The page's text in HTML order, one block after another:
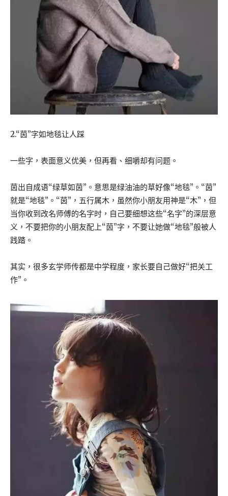
2.“茵”字如地毯让人踩
一些字，表面意义优美，但再看、细嚼却有问题。
茵出自成语“绿草如茵”。意思是绿油油的草好像“地毯”。“茵”
就是“地毯”。“茵”，五行属木，虽然你小朋友用神是“木”，但
当你收到改名师傅的名字时，自己要细想这些“名字”的深层意
义，不要把你的小朋友配上“茵”字，不要让她做“地毯”般被人
践踏。
其实，很多玄学师传都是中学程度，家长要自己做好“把关工
作”。